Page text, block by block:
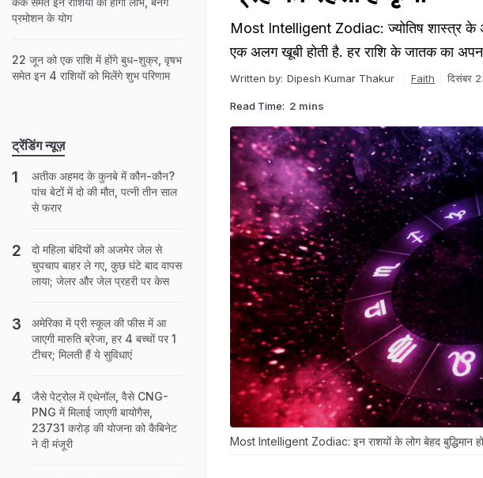
Most Intelligent Zodiac: ज्योतिष शास्त्र के
एक अलग खूबी होती है. हर राशि के जातक का
Written by: Dipesh Kumar Thakur Faith दिसंबर
Read Time: 2 mins
Most Intelligent Zodiac: इन राशयों के लोग बेहद बुद्धिमान
प्रमोशन के योग
22 जून को एक राशि में होंगे बुध-शुक्र, वृषभ
समेत इन 4 राशियों को मिलेंगे शुभ परिणाम
ट्रेंडिंग न्यूज़
अतीक अहमद के कुनबे में कौन-कौन?
पांच बेटों में दो की मौत, पत्नी तीन साल
से फरार
दो मह‍िला बंद‍ियों को अजमेर जेल से
चुपचाप बाहर ले गए, कुछ घंटे बाद वापस
लाया; जेलर और जेल प्रहरी पर केस
अमेरिका में प्री स्कूल की फीस में आ
जाएगी मारुति ब्रेजा, हर 4 बच्चों पर 1
टीचर; मिलती हैं ये सुविधाएं
जैसे पेट्रोल में एथेनॉल, वैसे CNG-
PNG में मिलाई जाएगी बायोगैस,
23731 करोड़ की योजना को कैबिनेट
ने दी मंजूरी